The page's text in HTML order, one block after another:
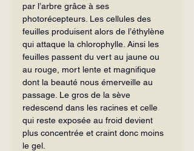
par l’arbre grâce à ses
photorécepteurs. Les cellules des
feuilles produisent alors de l’éthylène
qui attaque la chlorophylle. Ainsi les
feuilles passent du vert au jaune ou
au rouge, mort lente et magnifique
dont la beauté nous émerveille au
passage. Le gros de la sève
redescend dans les racines et celle
qui reste exposée au froid devient
plus concentrée et craint donc moins
le gel.